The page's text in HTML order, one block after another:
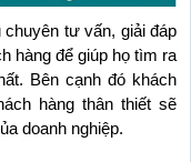
chuyên tư vấn, giải đáp
hàng để giúp họ tìm ra
Bên cạnh đó khách
hàng thân thiết sẽ
doanh nghiệp.